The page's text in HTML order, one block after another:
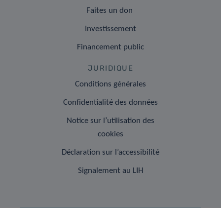
Faites un don
Investissement
Financement public
JURIDIQUE
Conditions générales
Confidentialité des données
Notice sur l’utilisation des
cookies
Déclaration sur l’accessibilité
Signalement au LIH